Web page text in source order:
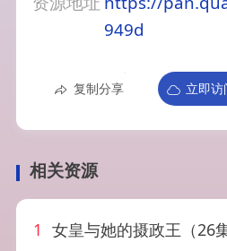
949d
复制分享 立即访
相关资源
1 女皇与她的摄政王（26